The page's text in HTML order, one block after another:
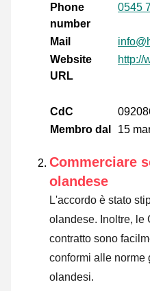
Phone
number
0545
Mail
Website
URL
http://
CdC
Membro dal
15
Commerciare
olandese
L'accordo è stato
olandese. Inoltre, le
contratto sono
conformi alle
olandesi.